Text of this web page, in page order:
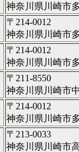
神奈川県川崎市
〒214-0012
神奈川県川崎市
〒214-0012
神奈川県川崎市
〒211-8550
神奈川県川崎市
〒214-0012
神奈川県川崎市
〒213-0033
神奈川県川崎市